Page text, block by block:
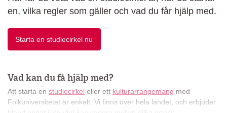
en, vilka regler som gäller och vad du får hjälp med.
Starta en studiecirkel nu
Vad kan du få hjälp med?
Att starta en studiecirkel eller ett kulturarrangemang med
Folkuniversitetet är enkelt. Vi finns över hela landet, och erbjuder